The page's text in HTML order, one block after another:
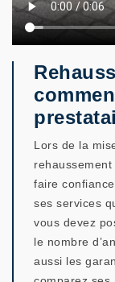
Lors de la
faire
ses services
vous devez
le nombre
aussi les